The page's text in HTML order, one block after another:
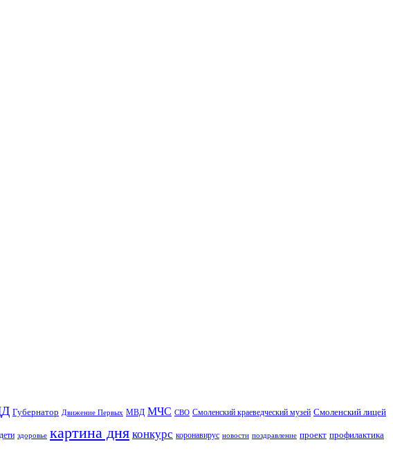
Губернатор Движение Первых МВД МЧС СВО Смоленский краеведческий музей Смоленский лицей
дети здоровье картина дня конкурс коронавирус новости поздравление проект профилактика